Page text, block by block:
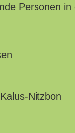
Personen in
Nitzbon